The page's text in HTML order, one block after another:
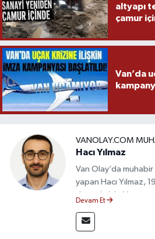
altyapı
çamur
Van’da
VANOLAY.COM
Hacı Yılmaz
Van Olay’da
yapan Hacı Yılmaz,
deneyimiyle Van
takip etmektedir.
Yılmaz, tarafsızlık,
Devam Et